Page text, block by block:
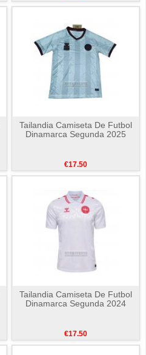
Tailandia Camiseta De Futbol
Dinamarca Segunda 2025
€17.50
Tailandia Camiseta De Futbol
Dinamarca Segunda 2024
€17.50